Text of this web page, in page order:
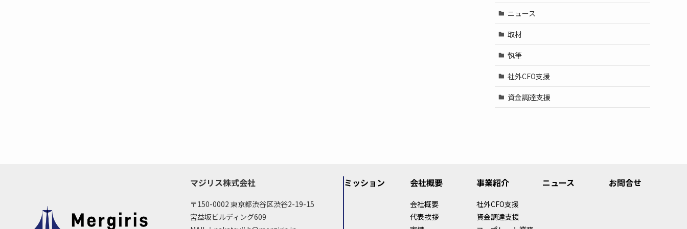
ニュース
取材
執筆
社外CFO支援
資金調達支援
マジリス株式会社
〒150-0002 東京都渋谷区渋谷2-19-15
宮益坂ビルディング609
ミッション 会社概要
会社概要
代表挨拶
事業紹介
社外CFO支援
資金調達支援
ニュース お問合せ